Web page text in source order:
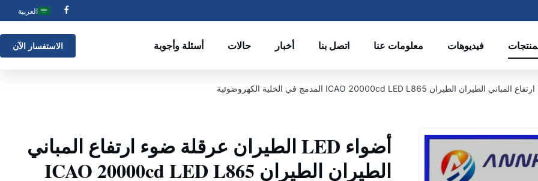
العربية
فيديوهات معلومات عنا اتصل بنا أخبار حالات أسئلة وأجوبة الاستفسار الآن
أضواء LED الطيران عرقلة ضوء ارتفاع المباني
الطيران الطيران ICAO 20000cd LED L865